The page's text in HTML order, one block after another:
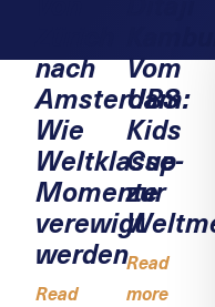
nach
Amsterdam:
Wie
Weltklasse-
Momente
verewigt
werden
Read
Vom
UBS
Kids
Cup
zur
Read
more